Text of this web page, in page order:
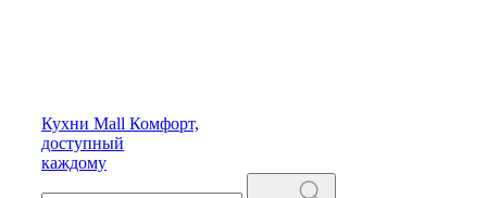
Кухни Mall Комфорт,
доступный
каждому